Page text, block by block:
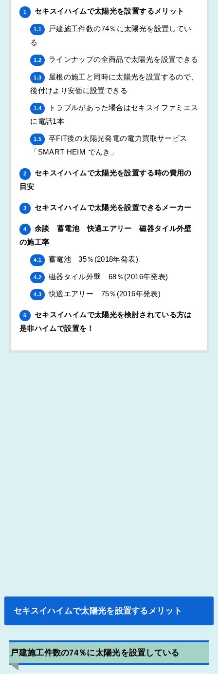
1 セキスイハイムで太陽光を設置するメリット
1.1
戸建施工件数の74％に太陽光を設置してい
る
1.2 ラインナップの全商品で太陽光を設置できる
1.3
屋根の施工と同時に太陽光を設置するので、
後付けより安価に設置できる
1.4
トラブルがあった場合はセキスイファミエス
に電話1本
1.5
卒FIT後の太陽光発電の電力買取サービス
「SMART HEIM でんき」
2
セキスイハイムで太陽光を設置する時の費用の
目安
3 セキスイハイムで太陽光を設置できるメーカー
4
余談 蓄電池 快適エアリー 磁器タイル外壁
の施工率
4.1 蓄電池 35％(2018年発表)
4.2 磁器タイル外壁 68％(2016年発表)
4.3 快適エアリー 75％(2016年発表)
5
セキスイハイムで太陽光を検討されている方は
是非ハイムで設置を！
セキスイハイムで太陽光を設置するメリット
戸建施工件数の74％に太陽光を設置している